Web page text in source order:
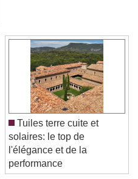
Skip Forward
Tuiles terre cuite et
solaires: le top de
l'élégance et de la
performance